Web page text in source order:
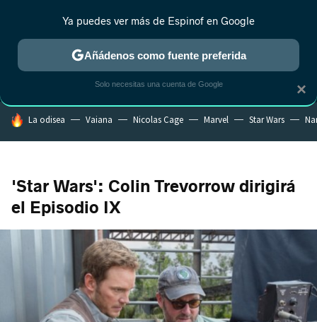
MENÚ NUEVO
ESTRENOS REALITY ANIME RANKINGS CINE
HOY SE HABLA DE
La odisea Vaiana Nicolas Cage Marvel Star Wars
'Star Wars': Colin Trevorrow dirigirá
el Episodio IX
×
Ya puedes ver más de Espinof en Google
Añádenos como fuente preferida
Solo necesitas una cuenta de Google